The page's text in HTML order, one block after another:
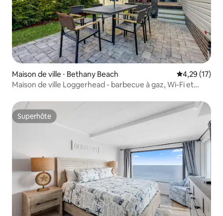
Maison de ville ⋅ Bethany Beach Évaluation
4,29 (17)
Maison de ville Loggerhead - barbecue à gaz, Wi-Fi et
Superhôte
Superhôte